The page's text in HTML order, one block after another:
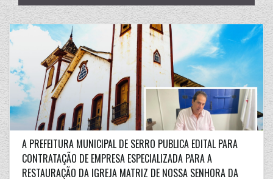
A PREFEITURA MUNICIPAL DE SERRO PUBLICA EDITAL PARA
CONTRATAÇÃO DE EMPRESA ESPECIALIZADA PARA A
RESTAURAÇÃO DA IGREJA MATRIZ DE NOSSA SENHORA DA